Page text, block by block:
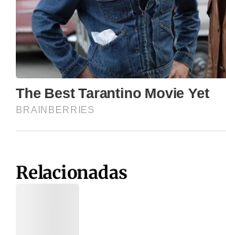
Relacionadas